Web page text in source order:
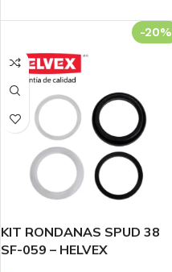
-20%
KIT RONDANAS SPUD 38
SF-059 – HELVEX